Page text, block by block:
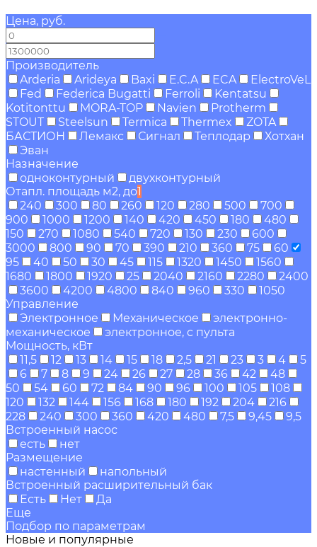
Цена, руб.
Производитель
Arderia
Arideya Baxi E.C.A ECA
ElectroVeL
Fed
Federica Bugatti Ferroli
Kentatsu
Kotitonttu
MORA-TOP Navien
Protherm
STOUT
Steelsun Termica Thermex
ZOTA
БАСТИОН
Лемакс Сигнал Теплодар
Хотхан
Эван
Назначение
одноконтурный
двухконтурный
Отапл. площадь м2, до1
240
300 80 260 120 280 500
700
900
1000 1200 140 420 450 180
480
150
270 1080 540 720 130 230
600
3000
800 90 70 390 210 360 75
60
95
40 50 30 45 115 1320 1450
1560
1680
1800 1920 25 2040 2160 2280
2400
3600
4200 4800 840 960 330
1050
Управление
Электронное
Механическое
электронно-
механическое
электронное, с пульта
Мощность, кВт
11,5
12 13 14 15 18 2,5 21 23 3 4
5
6
7 8 9 24 26 27 28 36 42
48
50
54 60 72 84 90 96 100 105
108
120
132 144 156 168 180 192 204
216
228
240 300 360 420 480 7,5 9,45
9,5
Встроенный насос
есть
нет
Размещение
настенный
напольный
Встроенный расширительный бак
Есть
Нет
Да
Еще
Подбор по параметрам
Новые и популярные